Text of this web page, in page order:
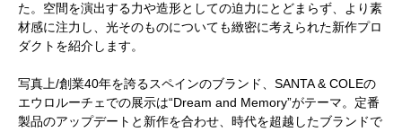
た。空間を演出する力や造形としての迫力にとどまらず、より素
材感に注力し、光そのものについても緻密に考えられた新作プロ
ダクトを紹介します。
写真上/創業40年を誇るスペインのブランド、SANTA & COLEの
エウロルーチェでの展示は“Dream and Memory”がテーマ。定番
製品のアップデートと新作を合わせ、時代を超越したブランドで